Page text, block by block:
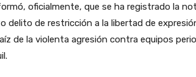
oficialmente, que se ha registrado la
delito de restricción a la libertad de
de la violenta agresión contra equipos